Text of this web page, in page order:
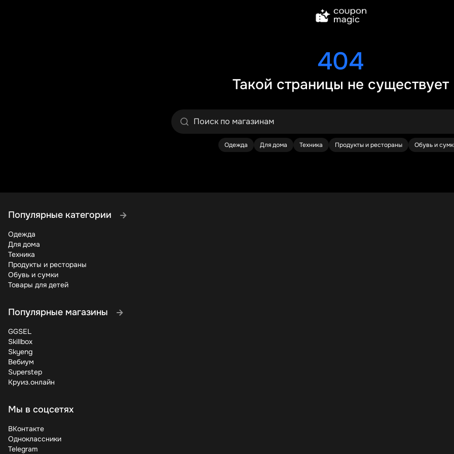
404
Такой страницы не существует
Одежда Для дома Техника Продукты и рестораны Обувь и
Популярные категории
Одежда
Для дома
Техника
Продукты и рестораны
Обувь и сумки
Товары для детей
Популярные магазины
GGSEL
Skillbox
Skyeng
Вебиум
Superstep
Круиз.онлайн
Мы в соцсетях
ВКонтакте
Одноклассники
Telegram